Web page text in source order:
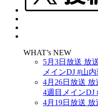
WHAT’s NEW
5月3日放送 放
メインDJ #山
4月26日放送 放
4週目メインDJ
4月19日放送 放